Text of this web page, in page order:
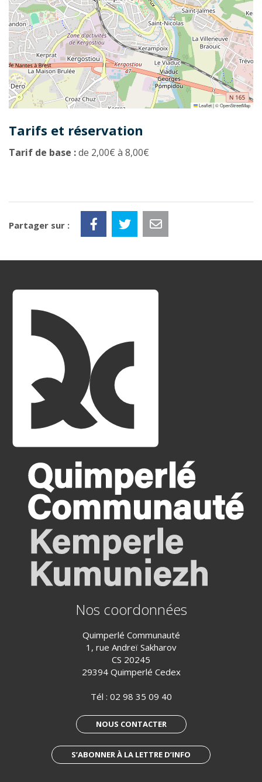
Leaflet|©OpenStreetMap
Tarifs et réservation
Tarif de base :de 2,00€ à 8,00€
Partager sur :
Nos coordonnées
Quimperlé Communauté
1, rue Andreï Sakharov
CS 20245
29394 Quimperlé Cedex
Tél : 02 98 35 09 40
NOUS CONTACTER
S’ABONNER À LA LETTRE D’INFO